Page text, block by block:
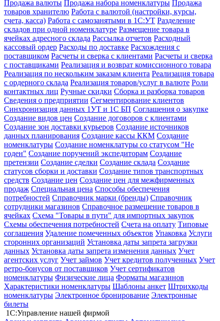
Продажа валюты Продажа набора номенклатуры Продажа
товаров хранителю Работа с валютой (настройки, курсы,
счета, касса) Работа с самозанятыми в 1С:УТ Разделение
складов при одной номенклатуре Размещение товара в
ячейках адресного склада Рассылка отчетов Расходный
кассовый ордер Расходы по доставке Расхождения с
поставщиком Расчеты и сверка с клиентами Расчеты и сверка
с поставщиками Реализация и возврат комиссионного товара
Реализация по нескольким заказам клиента Реализация товара
с ордерного склада Реализация товаров/услуг в валюте Роли
контактных лиц Ручные скидки Сборка и разборка товаров
Сведения о предприятии Сегментирование клиентов
Синхронизация данных 1УТ и 1С БП Соглашения о закупке
Создание видов цен Создание договоров с клиентами
Создание зон доставки курьеров Создание источников
данных планирования Создание кассы ККМ Создание
номенклатуры Создание номенклатуры со статусом "Не
годен" Создание поручений экспедиторам Создание
претензии Создание сделки Создание склада Создание
статусов сборки и доставки Создание типов транспортных
средств Создание цен Создание цен для межфирменных
продаж Специальная цена Способы обеспечения
потребностей Справочник марки (бренды) Справочник
сотрудники магазинов Справочное размещение товаров в
ячейках Схема "Товары в пути" для импортных закупок
Схемы обеспечения потребностей Счета на оплату Типовые
соглашения Удаление помеченных объектов Упаковка Услуги
сторонних организаций Установка даты запрета загрузки
данных Установка даты запрета изменения данных Учет
агентских услуг Учет займов Учет кредитов полученных Учет
ретро-бонусов от поставщиков Учет сертификатов
номенклатуры Физические лица Форматы магазинов
Характеристики номенклатуры Шаблоны анкет Штрихкоды
номенклатуры Электронное бронирование Электронные
билеты
1С:Управление нашей фирмой